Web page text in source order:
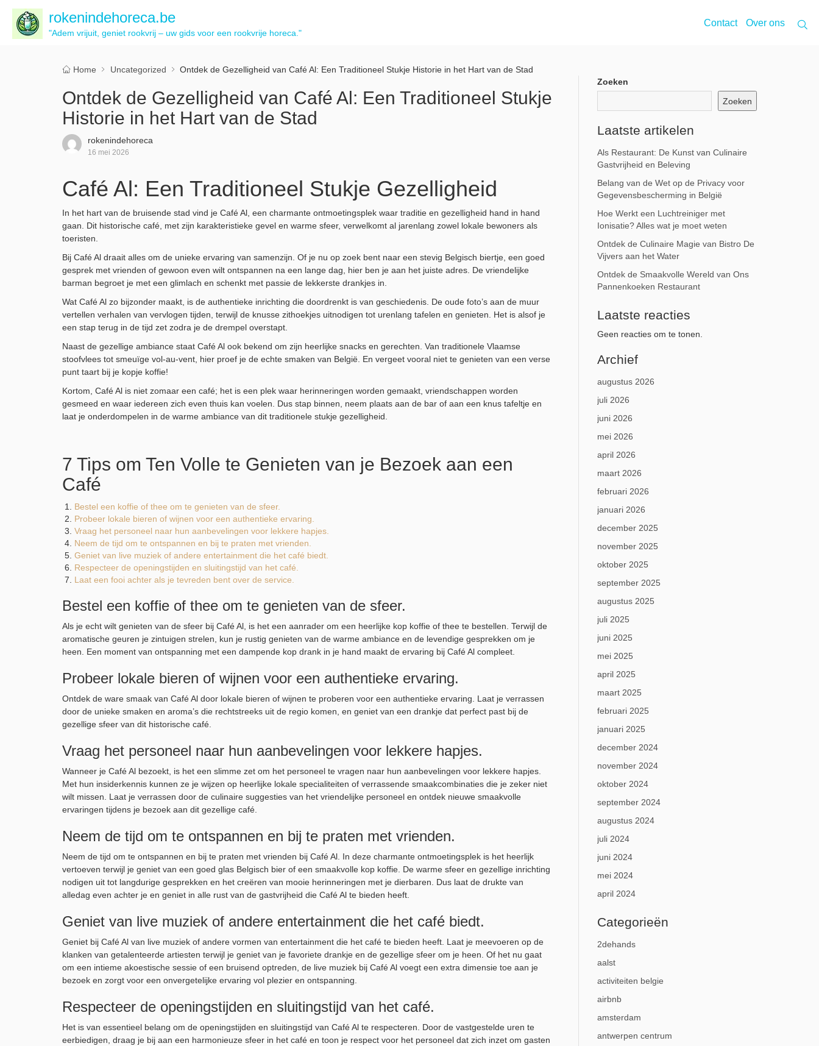
rokenindehoreca.be
"Adem vrijuit, geniet rookvrij – uw gids voor een rookvrije horeca."
Over ons
Contact
Home Uncategorized Ontdek de Gezelligheid van Café Al: Een Traditioneel Stukje Historie in het Hart van de Stad
Ontdek de Gezelligheid van Café Al: Een Traditioneel Stukje
Historie in het Hart van de Stad
rokenindehoreca
16 mei 2026
Café Al: Een Traditioneel Stukje Gezelligheid
In het hart van de bruisende stad vind je Café Al, een charmante ontmoetingsplek waar traditie en gezelligheid hand in hand
gaan. Dit historische café, met zijn karakteristieke gevel en warme sfeer, verwelkomt al jarenlang zowel lokale bewoners als
toeristen.
Bij Café Al draait alles om de unieke ervaring van samenzijn. Of je nu op zoek bent naar een stevig Belgisch biertje, een goed
gesprek met vrienden of gewoon even wilt ontspannen na een lange dag, hier ben je aan het juiste adres. De vriendelijke
barman begroet je met een glimlach en schenkt met passie de lekkerste drankjes in.
Wat Café Al zo bijzonder maakt, is de authentieke inrichting die doordrenkt is van geschiedenis. De oude foto’s aan de muur
vertellen verhalen van vervlogen tijden, terwijl de knusse zithoekjes uitnodigen tot urenlang tafelen en genieten. Het is alsof je
een stap terug in de tijd zet zodra je de drempel overstapt.
Naast de gezellige ambiance staat Café Al ook bekend om zijn heerlijke snacks en gerechten. Van traditionele Vlaamse
stoofvlees tot smeuïge vol-au-vent, hier proef je de echte smaken van België. En vergeet vooral niet te genieten van een verse
punt taart bij je kopje koffie!
Kortom, Café Al is niet zomaar een café; het is een plek waar herinneringen worden gemaakt, vriendschappen worden
gesmeed en waar iedereen zich even thuis kan voelen. Dus stap binnen, neem plaats aan de bar of aan een knus tafeltje en
laat je onderdompelen in de warme ambiance van dit traditionele stukje gezelligheid.
7 Tips om Ten Volle te Genieten van je Bezoek aan een
Café
Bestel een koffie of thee om te genieten van de sfeer.
Probeer lokale bieren of wijnen voor een authentieke ervaring.
Vraag het personeel naar hun aanbevelingen voor lekkere hapjes.
Neem de tijd om te ontspannen en bij te praten met vrienden.
Geniet van live muziek of andere entertainment die het café biedt.
Respecteer de openingstijden en sluitingstijd van het café.
Laat een fooi achter als je tevreden bent over de service.
Bestel een koffie of thee om te genieten van de sfeer.
Als je echt wilt genieten van de sfeer bij Café Al, is het een aanrader om een heerlijke kop koffie of thee te bestellen. Terwijl de
aromatische geuren je zintuigen strelen, kun je rustig genieten van de warme ambiance en de levendige gesprekken om je
heen. Een moment van ontspanning met een dampende kop drank in je hand maakt de ervaring bij Café Al compleet.
Probeer lokale bieren of wijnen voor een authentieke ervaring.
Ontdek de ware smaak van Café Al door lokale bieren of wijnen te proberen voor een authentieke ervaring. Laat je verrassen
door de unieke smaken en aroma’s die rechtstreeks uit de regio komen, en geniet van een drankje dat perfect past bij de
gezellige sfeer van dit historische café.
Vraag het personeel naar hun aanbevelingen voor lekkere hapjes.
Wanneer je Café Al bezoekt, is het een slimme zet om het personeel te vragen naar hun aanbevelingen voor lekkere hapjes.
Met hun insiderkennis kunnen ze je wijzen op heerlijke lokale specialiteiten of verrassende smaakcombinaties die je zeker niet
wilt missen. Laat je verrassen door de culinaire suggesties van het vriendelijke personeel en ontdek nieuwe smaakvolle
ervaringen tijdens je bezoek aan dit gezellige café.
Neem de tijd om te ontspannen en bij te praten met vrienden.
Neem de tijd om te ontspannen en bij te praten met vrienden bij Café Al. In deze charmante ontmoetingsplek is het heerlijk
vertoeven terwijl je geniet van een goed glas Belgisch bier of een smaakvolle kop koffie. De warme sfeer en gezellige inrichting
nodigen uit tot langdurige gesprekken en het creëren van mooie herinneringen met je dierbaren. Dus laat de drukte van
alledag even achter je en geniet in alle rust van de gastvrijheid die Café Al te bieden heeft.
Geniet van live muziek of andere entertainment die het café biedt.
Geniet bij Café Al van live muziek of andere vormen van entertainment die het café te bieden heeft. Laat je meevoeren op de
klanken van getalenteerde artiesten terwijl je geniet van je favoriete drankje en de gezellige sfeer om je heen. Of het nu gaat
om een intieme akoestische sessie of een bruisend optreden, de live muziek bij Café Al voegt een extra dimensie toe aan je
bezoek en zorgt voor een onvergetelijke ervaring vol plezier en ontspanning.
Respecteer de openingstijden en sluitingstijd van het café.
Het is van essentieel belang om de openingstijden en sluitingstijd van Café Al te respecteren. Door de vastgestelde uren te
eerbiedigen, draag je bij aan een harmonieuze sfeer in het café en toon je respect voor het personeel dat zich inzet om gasten
Zoeken
Zoeken
Laatste artikelen
Als Restaurant: De Kunst van Culinaire
Gastvrijheid en Beleving
Belang van de Wet op de Privacy voor
Gegevensbescherming in België
Hoe Werkt een Luchtreiniger met
Ionisatie? Alles wat je moet weten
Ontdek de Culinaire Magie van Bistro De
Vijvers aan het Water
Ontdek de Smaakvolle Wereld van Ons
Pannenkoeken Restaurant
Laatste reacties
Geen reacties om te tonen.
Archief
augustus 2026
juli 2026
juni 2026
mei 2026
april 2026
maart 2026
februari 2026
januari 2026
december 2025
november 2025
oktober 2025
september 2025
augustus 2025
juli 2025
juni 2025
mei 2025
april 2025
maart 2025
februari 2025
januari 2025
december 2024
november 2024
oktober 2024
september 2024
augustus 2024
juli 2024
juni 2024
mei 2024
april 2024
Categorieën
2dehands
aalst
activiteiten belgie
airbnb
amsterdam
antwerpen centrum